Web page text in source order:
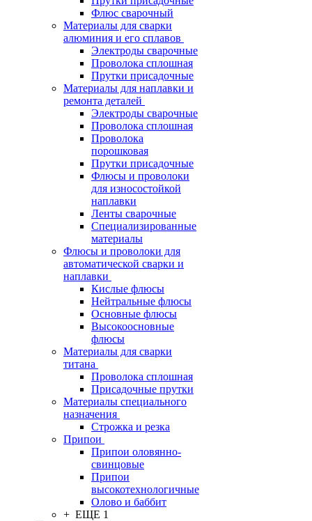
Флюс сварочный
Материалы для сварки
алюминия и его сплавов
Электроды сварочные
Проволока сплошная
Прутки присадочные
Материалы для наплавки и
ремонта деталей
Электроды сварочные
Проволока сплошная
Проволока
порошковая
Прутки присадочные
Флюсы и проволоки
для износостойкой
наплавки
Ленты сварочные
Специализированные
материалы
Флюсы и проволоки для
автоматической сварки и
наплавки
Кислые флюсы
Нейтральные флюсы
Основные флюсы
Высокоосновные
флюсы
Материалы для сварки
титана
Проволока сплошная
Присадочные прутки
Материалы специального
назначения
Строжка и резка
Припои
Припои оловянно-
свинцовые
Припои
высокотехнологичные
Олово и баббит
+ ЕЩЕ 1